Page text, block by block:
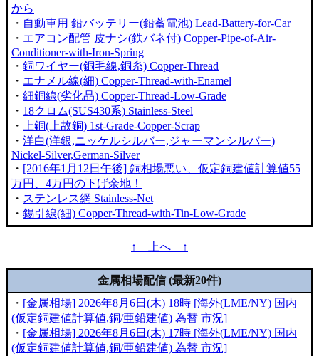
から
・ 自動車用 鉛バッテリー(鉛蓄電池) Lead-Battery-for-Car
・ エアコン配管 皮ナシ(鉄バネ付) Copper-Pipe-of-Air-
Conditioner-with-Iron-Spring
・ 銅ワイヤー(銅毛線,銅糸) Copper-Thread
・ エナメル線(細) Copper-Thread-with-Enamel
・ 細銅線(劣化品) Copper-Thread-Low-Grade
・ 18クロム(SUS430系) Stainless-Steel
・
上銅(上故銅) 1st-Grade-Copper-Scrap
・ 洋白(洋銀,ニッケルシルバー,ジャーマンシルバー)
Nickel-Silver,German-Silver
・ [2016年1月12日午後] 銅相場悪い、仮定銅建値計算値55
万円、4万円の下げ余地！
・ ステンレス網 Stainless-Net
・ 錫引線(細) Copper-Thread-with-Tin-Low-Grade
↑ 上へ ↑
金属相場配信 (最新20件)
・ [金属相場] 2026年8月6日(木) 18時 [海外(LME/NY) 国内
(仮定銅建値計算値,銅/亜鉛建値) 為替 市況]
・ [金属相場] 2026年8月6日(木) 17時 [海外(LME/NY) 国内
(仮定銅建値計算値,銅/亜鉛建値) 為替 市況]